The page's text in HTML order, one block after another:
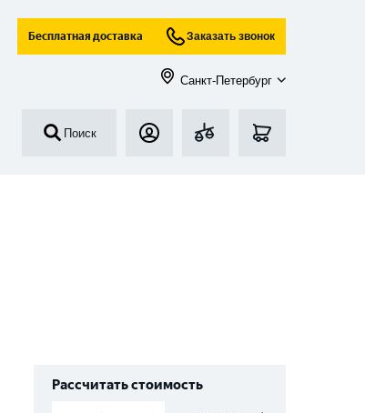
Бесплатная доставка Заказать звонок
Санкт-Петербург
Поиск
Рассчитать стоимость